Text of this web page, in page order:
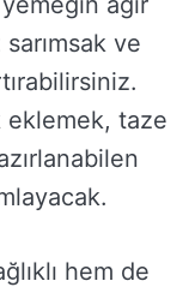
ve
eklemek, taze
hem de